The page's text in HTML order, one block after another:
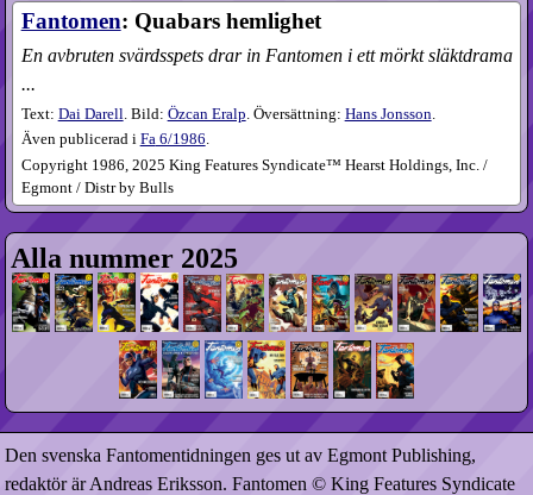
Fantomen: Quabars hemlighet
En avbruten svärdsspets drar in Fantomen i ett mörkt släktdrama
...
Text: Dai Darell . Bild: Özcan Eralp . Översättning: Hans Jonsson
Även publicerad i Fa6​/1986.
Copyright 1986, 2025 King Features Syndicate™ Hearst Holdings, Inc. /
Egmont / Distr by Bulls
Alla nummer 2025
Den svenska Fantomentidningen ges ut av Egmont Publishing,
redaktör är Andreas Eriksson. Fantomen © King Features Syndicate